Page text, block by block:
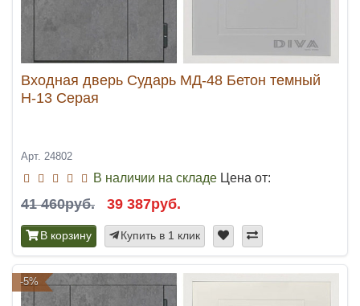
Входная дверь Сударь МД-48 Бетон темный
Н-13 Серая
Арт. 24802
В наличии на складе Цена от:
41 460руб. 39 387руб.
В корзину Купить в 1 клик
-5%